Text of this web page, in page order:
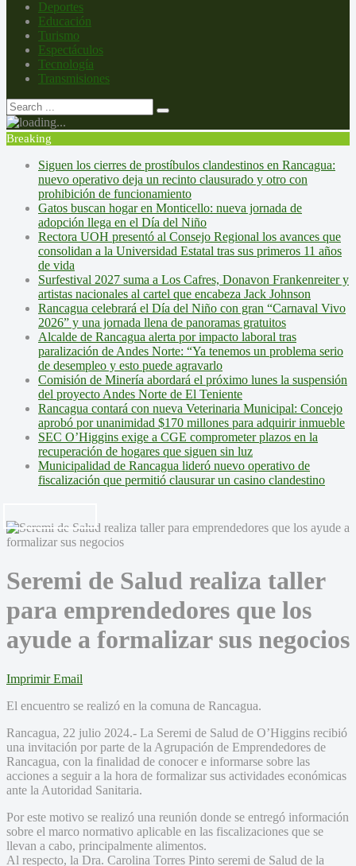
Deportes
Educación
Turismo
Espectáculos
Tecnología
Transmisiones
Breaking
Siguen los cierres de prostíbulos clandestinos en Rancagua:
nuevo operativo deja un recinto clausurado y otro con
prohibición de funcionamiento
Gatos buscan hogar en Monticello: nueva jornada de
adopción llega en el Día del Niño
Rectora UOH presentó al Consejo Regional los avances que
consolidan a la Universidad Estatal tras sus primeros 11 años
de vida
Surfestival 2027 suma a Los Cafres, Donavon Frankenreiter y
artistas nacionales al cartel que encabeza Jack Johnson
Rancagua celebrará el Día del Niño con gran “Carnaval Vivo
2026” y una jornada llena de panoramas gratuitos
Alcalde de Rancagua alerta por impacto laboral tras
paralización de Andes Norte: “Ya tenemos un problema serio
de desempleo y esto puede agravarlo
Comisión de Minería abordará el próximo lunes la suspensión
del proyecto Andes Norte de El Teniente
Rancagua contará con nueva Veterinaria Municipal: Concejo
aprobó por unanimidad $170 millones para adquirir inmueble
SEC O’Higgins exige a CGE comprometer plazos en la
recuperación de hogares que siguen sin luz
Municipalidad de Rancagua lideró nuevo operativo de
fiscalización que permitió clausurar un casino clandestino
Seremi de Salud realiza taller
para emprendedores que los
ayude a formalizar sus negocios
Imprimir Email
El encuentro se realizó en la comuna de Rancagua.
Rancagua, 22 julio 2024.- La Seremi de Salud de O’Higgins recibió
una invitación por parte de la Agrupación de Emprendedores de
Rancagua, con la finalidad de conocer e informarse sobre las
acciones a seguir a la hora de formalizar sus actividades económicas
ante la Autoridad Sanitaria.
Por este motivo se realizó una reunión donde se entregó información
sobre el marco normativo aplicable en las fiscalizaciones que se
llevan a cabo, principalmente alimentos.
Al respecto, la Dra. Carolina Torres Pinto seremi de Salud de la